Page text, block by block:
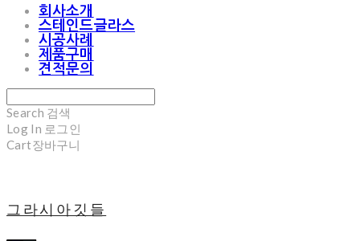
회사소개
스테인드글라스
시공사례
제품구매
견적문의
Search 검색
Log In 로그인
Cart장바구니
그라시아깃들